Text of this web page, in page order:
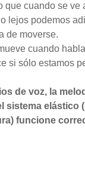
que cuando se ve
lejos podemos
de moverse.
cuando
si sólo estamos
de voz, la
sistema elástico
funcione